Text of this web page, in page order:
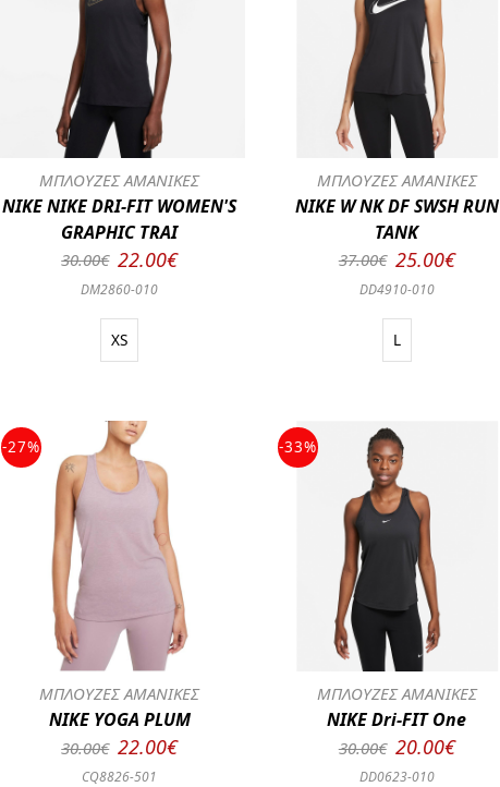
ΜΠΛΟΥΖΕΣ ΑΜΑΝΙΚΕΣ
NIKE NIKE DRI-FIT WOMEN'S
GRAPHIC TRAI
30.00€ 22.00€
DM2860-010
XS
ΜΠΛΟΥΖΕΣ ΑΜΑΝΙΚΕΣ
NIKE W NK DF SWSH RUN
TANK
37.00€ 25.00€
DD4910-010
L
-27%
ΜΠΛΟΥΖΕΣ ΑΜΑΝΙΚΕΣ
NIKE YOGA PLUM
30.00€ 22.00€
CQ8826-501
-33%
ΜΠΛΟΥΖΕΣ ΑΜΑΝΙΚΕΣ
NIKE Dri-FIT One
30.00€ 20.00€
DD0623-010